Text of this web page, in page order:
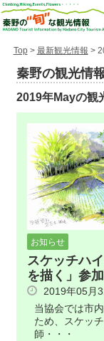
Top> 最新観光情報 >
秦野の観光情
2019年Mayの観
お知らせ
スケッチハ
を描く」参
2019年05月
当協会では市
ため、スケッ
師・・・